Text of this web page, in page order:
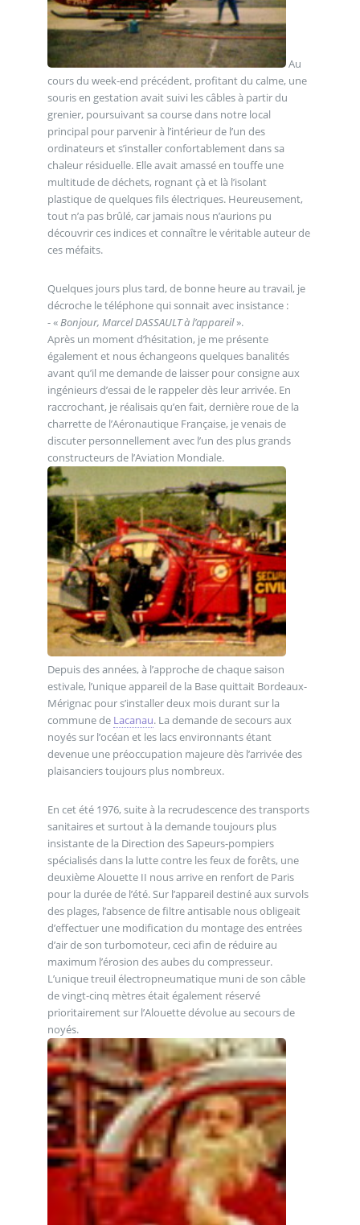
Au
cours du week-end précédent, profitant du calme, une
souris en gestation avait suivi les câbles à partir du
grenier, poursuivant sa course dans notre local
principal pour parvenir à l’intérieur de l’un des
ordinateurs et s’installer confortablement dans sa
chaleur résiduelle. Elle avait amassé en touffe une
multitude de déchets, rognant çà et là l’isolant
plastique de quelques fils électriques. Heureusement,
tout n’a pas brûlé, car jamais nous n’aurions pu
découvrir ces indices et connaître le véritable auteur de
ces méfaits.
Quelques jours plus tard, de bonne heure au travail, je
décroche le téléphone qui sonnait avec insistance :
- « Bonjour, Marcel DASSAULT à l’appareil».
Après un moment d’hésitation, je me présente
également et nous échangeons quelques banalités
avant qu’il me demande de laisser pour consigne aux
ingénieurs d’essai de le rappeler dès leur arrivée. En
raccrochant, je réalisais qu’en fait, dernière roue de la
charrette de l’Aéronautique Française, je venais de
discuter personnellement avec l’un des plus grands
constructeurs de l’Aviation Mondiale.
Depuis des années, à l’approche de chaque saison
estivale, l’unique appareil de la Base quittait Bordeaux-
Mérignac pour s’installer deux mois durant sur la
commune de Lacanau. La demande de secours aux
noyés sur l’océan et les lacs environnants étant
devenue une préoccupation majeure dès l’arrivée des
plaisanciers toujours plus nombreux.
En cet été 1976, suite à la recrudescence des transports
sanitaires et surtout à la demande toujours plus
insistante de la Direction des Sapeurs-pompiers
spécialisés dans la lutte contre les feux de forêts, une
deuxième Alouette II nous arrive en renfort de Paris
pour la durée de l’été. Sur l’appareil destiné aux survols
des plages, l’absence de filtre antisable nous obligeait
d’effectuer une modification du montage des entrées
d’air de son turbomoteur, ceci afin de réduire au
maximum l’érosion des aubes du compresseur.
L’unique treuil électropneumatique muni de son câble
de vingt-cinq mètres était également réservé
prioritairement sur l’Alouette dévolue au secours de
noyés.